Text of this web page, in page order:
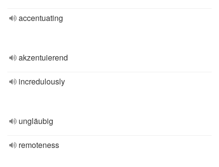
accentuating
akzentuierend
incredulously
ungläubig
remoteness